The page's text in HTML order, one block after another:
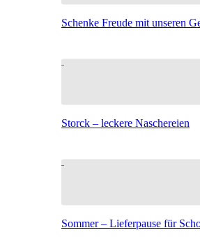
Schenke Freude mit unseren
Storck – leckere Naschereien
Sommer – Lieferpause für